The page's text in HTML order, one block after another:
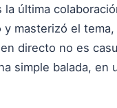
la última
y masterizó el
directo no es
simple balada,